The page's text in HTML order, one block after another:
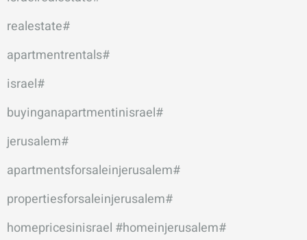
#realestate
#apartmentrentals
#israel
#buyinganapartmentinisrael
#jerusalem
#apartmentsforsaleinjerusalem
#propertiesforsaleinjerusalem
#homepricesinisrael
#homeinjerusalem